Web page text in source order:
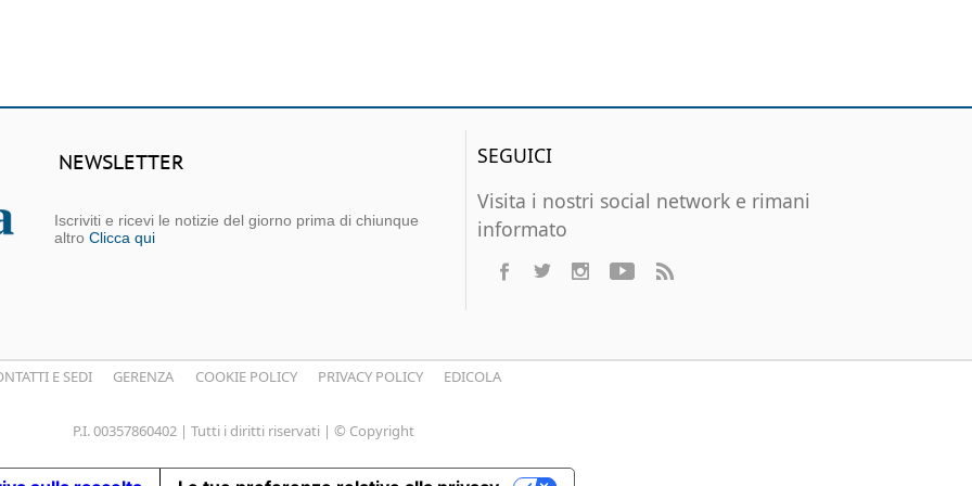
NEWSLETTER
Iscriviti e ricevi le notizie del giorno prima di chiunque
altro Clicca qui
SEGUICI
Visita i nostri social network e rimani
informato
E SEDI GERENZA COOKIE POLICY PRIVACY POLICY EDICOLA
P.I. 00357860402 | Tutti i diritti riservati | © Copyright